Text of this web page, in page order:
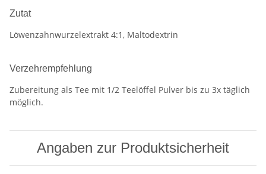
Zutat
Löwenzahnwurzelextrakt 4:1, Maltodextrin
Verzehrempfehlung
Zubereitung als Tee mit 1/2 Teelöffel Pulver bis zu 3x täglich
möglich.
Angaben zur Produktsicherheit